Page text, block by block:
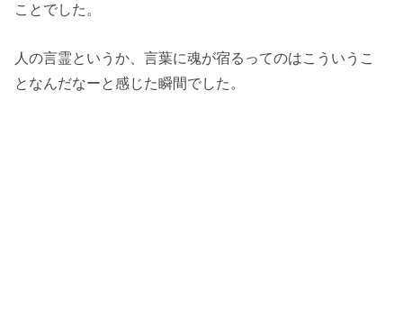
ことでした。
人の言霊というか、言葉に魂が宿るってのはこういうこ
となんだなーと感じた瞬間でした。